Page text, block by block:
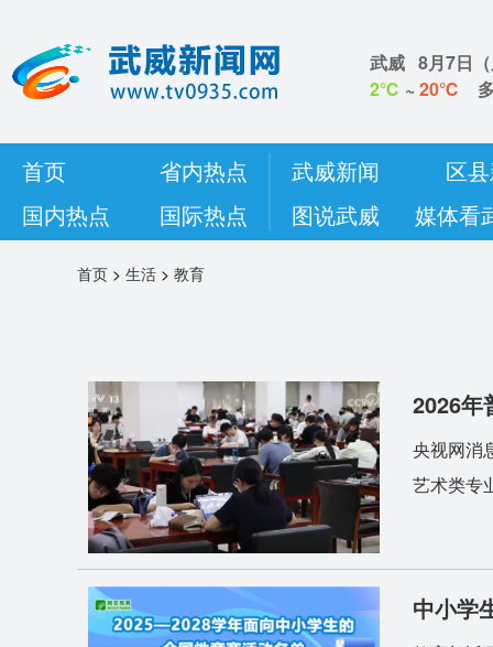
武威 8月7日 （
2℃ ~ 20℃
首页
省内热点
国内热点
国际热点
武威新闻
区
图说武威
媒体看
首页> 生活> 教育
2026年
央视网消
艺术类专
中小学